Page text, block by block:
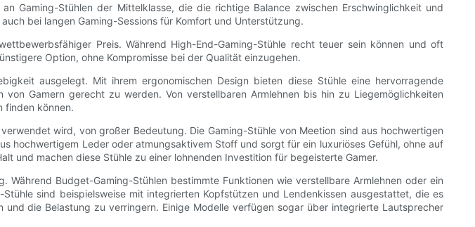
Gaming-Stühlen der Mittelklasse, die die richtige Balance zwischen Erschwinglichkeit und
bei langen Gaming-Sessions für Komfort und Unterstützung.
Preis. Während High-End-Gaming-Stühle recht teuer sein können und oft
Option, ohne Kompromisse bei der Qualität einzugehen.
ausgelegt. Mit ihrem ergonomischen Design bieten diese Stühle eine hervorragende
Gamern gerecht zu werden. Von verstellbaren Armlehnen bis hin zu Liegemöglichkeiten
finden können.
wird, von großer Bedeutung. Die Gaming-Stühle von Meetion sind aus hochwertigen
hochwertigem Leder oder atmungsaktivem Stoff und sorgt für ein luxuriöses Gefühl, ohne auf
und machen diese Stühle zu einer lohnenden Investition für begeisterte Gamer.
Budget-Gaming-Stühlen bestimmte Funktionen wie verstellbare Armlehnen oder ein
sind beispielsweise mit integrierten Kopfstützen und Lendenkissen ausgestattet, die es
die Belastung zu verringern. Einige Modelle verfügen sogar über integrierte Lautsprecher